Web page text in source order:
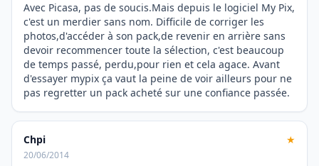
Avec Picasa, pas de soucis.Mais depuis le logiciel My Pix,
c'est un merdier sans nom. Difficile de corriger les
photos,d'accéder à son pack,de revenir en arrière sans
devoir recommencer toute la sélection, c'est beaucoup
de temps passé, perdu,pour rien et cela agace. Avant
d'essayer mypix ça vaut la peine de voir ailleurs pour ne
pas regretter un pack acheté sur une confiance passée.
Chpi ★
20/06/2014